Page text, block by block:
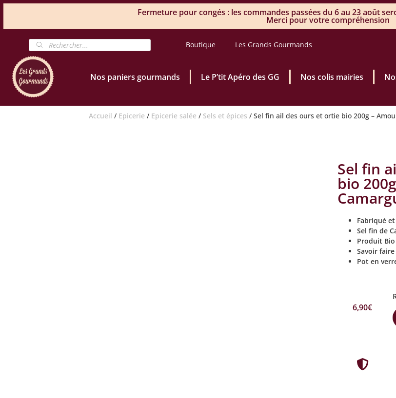
Fermeture pour congés : les commandes passées du 6 au 23 août
Merci pour votre compréhension
Boutique Les Grands Gourmands
Nos paniers gourmands Le P’tit Apéro des GG Nos colis mairies
Accueil / Epicerie / Epicerie salée / Sels et épices / Sel fin ail des ours et ortie bio 200g –
Sel fin
bio
Fabriqué
Sel fin de
Produit Bio
Savoir
Pot en
6,90€